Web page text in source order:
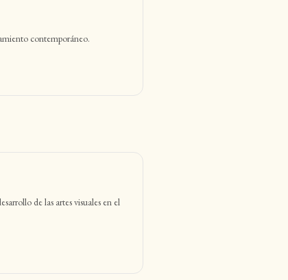
contemporáneo.
de las artes visuales en el